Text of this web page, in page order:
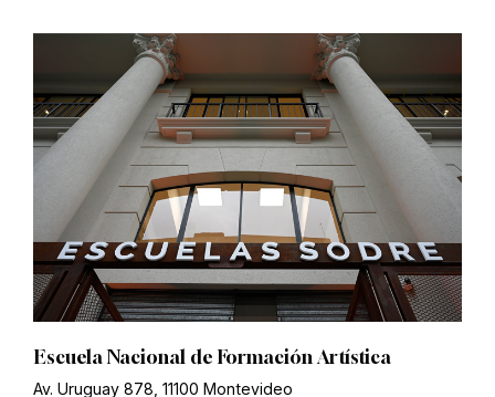
Escuela Nacional de Formación Artística
Av. Uruguay 878, 11100 Montevideo